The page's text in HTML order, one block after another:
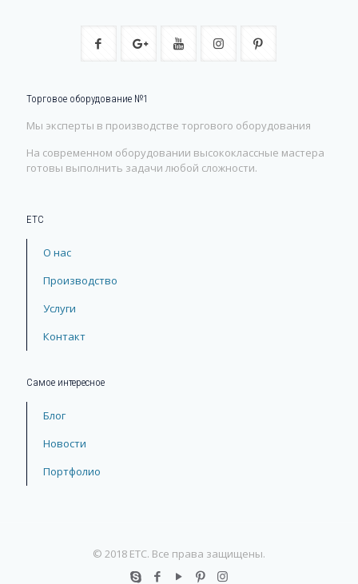
Торговое оборудование №1
Мы эксперты в производстве торгового оборудования
На современном оборудовании высококлассные мастера
готовы выполнить задачи любой сложности.
ЕТС
О нас
Производство
Услуги
Контакт
Самое интересное
Блог
Новости
Портфолио
© 2018 ETC. Все права защищены.